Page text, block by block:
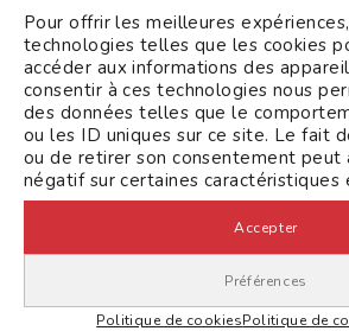
Pour offrir les meilleures
technologies telles que les cookies
accéder aux informations des
consentir à ces technologies nous
des données telles que le
ou les ID uniques sur ce site. Le fait
ou de retirer son consentement peut
négatif sur certaines caractéristiques
Accepter
Préférences
Politique de cookiesPolitique de
Lire la suite
Conseil